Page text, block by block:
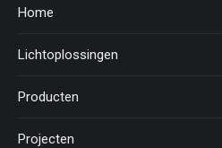
Home
Lichtoplossingen
Producten
Projecten